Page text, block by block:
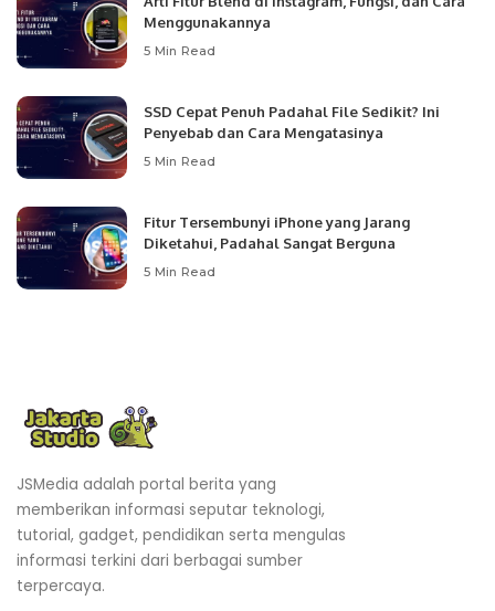
Menggunakannya
5 Min Read
SSD Cepat Penuh Padahal File Sedikit? Ini
Penyebab dan Cara Mengatasinya
5 Min Read
Fitur Tersembunyi iPhone yang Jarang
Diketahui, Padahal Sangat Berguna
5 Min Read
JSMedia adalah portal berita yang
memberikan informasi seputar teknologi,
tutorial, gadget, pendidikan serta mengulas
informasi terkini dari berbagai sumber
terpercaya.